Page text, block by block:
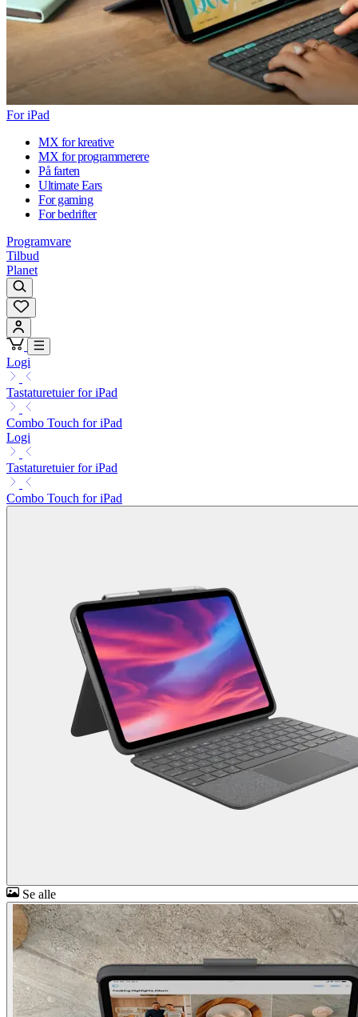
For iPad
MX for kreative
MX for programmerere
På farten
Ultimate Ears
For gaming
For bedrifter
Programvare
Tilbud
Planet
Logi
Tastaturetuier for iPad
Combo Touch for iPad
Logi
Tastaturetuier for iPad
Combo Touch for iPad
Se alle